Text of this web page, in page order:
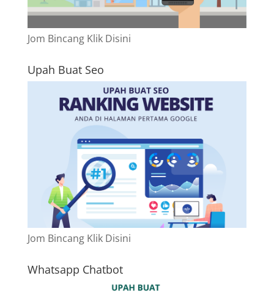
Jom Bincang Klik Disini
Upah Buat Seo
Jom Bincang Klik Disini
Whatsapp Chatbot